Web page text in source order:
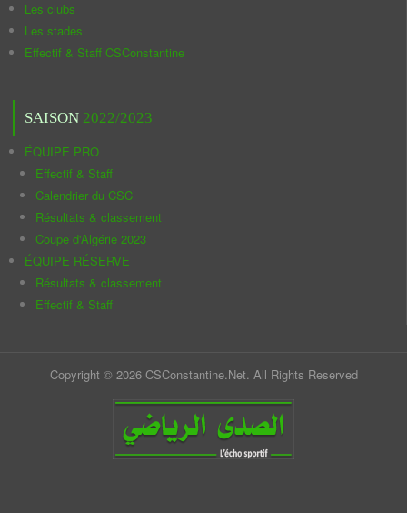
Les clubs
Les stades
Effectif & Staff CSConstantine
SAISON 2022/2023
ÉQUIPE PRO
Effectif & Staff
Calendrier du CSC
Résultats & classement
Coupe d'Algérie 2023
ÉQUIPE RÉSERVE
Résultats & classement
Effectif & Staff
Copyright © 2026 CSConstantine.Net. All Rights Reserved